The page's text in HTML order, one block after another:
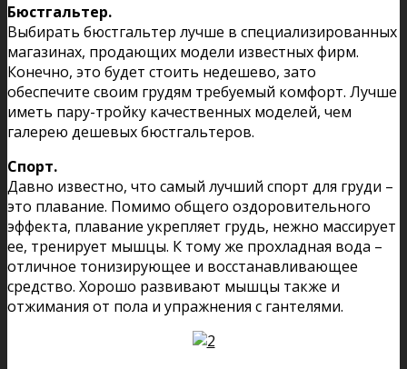
Бюстгальтер.
Выбирать бюстгальтер лучше в специализированных
магазинах, продающих модели известных фирм.
Конечно, это будет стоить недешево, зато
обеспечите своим грудям требуемый комфорт. Лучше
иметь пару-тройку качественных моделей, чем
галерею дешевых бюстгальтеров.
Спорт.
Давно известно, что самый лучший спорт для груди –
это плавание. Помимо общего оздоровительного
эффекта, плавание укрепляет грудь, нежно массирует
ее, тренирует мышцы. К тому же прохладная вода –
отличное тонизирующее и восстанавливающее
средство. Хорошо развивают мышцы также и
отжимания от пола и упражнения с гантелями.